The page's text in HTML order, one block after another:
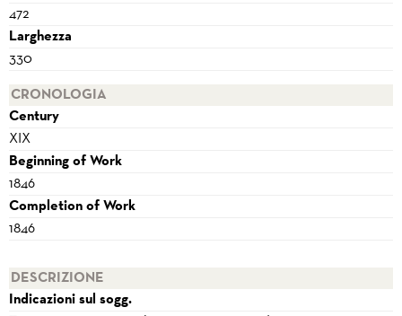
472
Larghezza
330
CRONOLOGIA
Century
XIX
Beginning of Work
1846
Completion of Work
1846
DESCRIZIONE
Indicazioni sul sogg.